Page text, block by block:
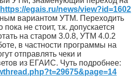
https://egais.ru/news/view?id=1602
вариантом УТМ. Переходить
не стоит, т.к. допускается
на старом 3.0.8, УТМ 4.0.2
в частности программы на
отправлять чеки и
из ЕГАИС. Чуть подробнее: